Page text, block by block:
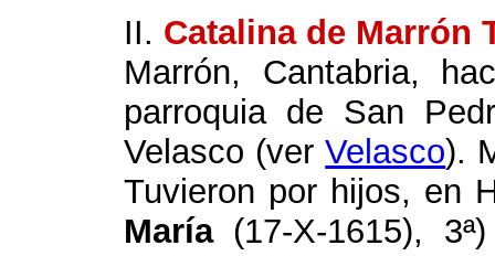
II. Catalina de Marrón
Marrón, Cantabria,
parroquia de San
Velasco (verVelasco).
Tuvieron por hijos, en
María(17-X-1615),